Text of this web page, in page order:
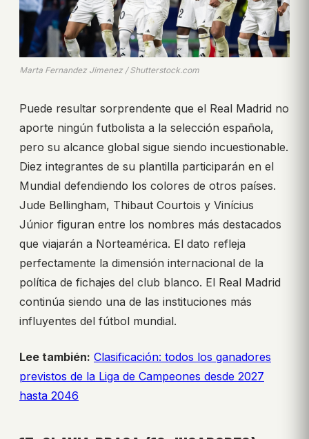
Marta Fernandez Jimenez / Shutterstock.com
Puede resultar sorprendente que el Real Madrid no
aporte ningún futbolista a la selección española,
pero su alcance global sigue siendo incuestionable.
Diez integrantes de su plantilla participarán en el
Mundial defendiendo los colores de otros países.
Jude Bellingham, Thibaut Courtois y Vinícius
Júnior figuran entre los nombres más destacados
que viajarán a Norteamérica. El dato refleja
perfectamente la dimensión internacional de la
política de fichajes del club blanco. El Real Madrid
continúa siendo una de las instituciones más
influyentes del fútbol mundial.
Lee también: Clasificación: todos los ganadores
previstos de la Liga de Campeones desde 2027
hasta 2046